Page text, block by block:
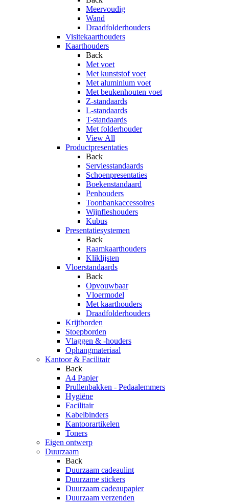
Meervoudig
Wand
Draadfolderhouders
Visitekaarthouders
Kaarthouders
Back
Met voet
Met kunststof voet
Met aluminium voet
Met beukenhouten voet
Z-standaards
L-standaards
T-standaards
Met folderhouder
View All
Productpresentaties
Back
Serviesstandaards
Schoenpresentaties
Boekenstandaard
Penhouders
Toonbankaccessoires
Wijnfleshouders
Kubus
Presentatiesystemen
Back
Raamkaarthouders
Kliklijsten
Vloerstandaards
Back
Opvouwbaar
Vloermodel
Met kaarthouders
Draadfolderhouders
Krijtborden
Stoepborden
Vlaggen & -houders
Ophangmateriaal
Kantoor & Facilitair
Back
A4 Papier
Prullenbakken - Pedaalemmers
Hygiëne
Facilitair
Kabelbinders
Kantoorartikelen
Toners
Eigen ontwerp
Duurzaam
Back
Duurzaam cadeaulint
Duurzame stickers
Duurzaam cadeaupapier
Duurzaam verzenden